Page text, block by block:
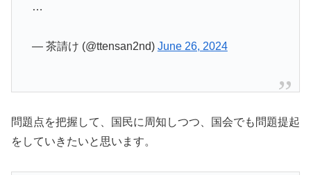
…
— 茶請け (@ttensan2nd) June 26, 2024
問題点を把握して、国民に周知しつつ、国会でも問題提起
をしていきたいと思います。